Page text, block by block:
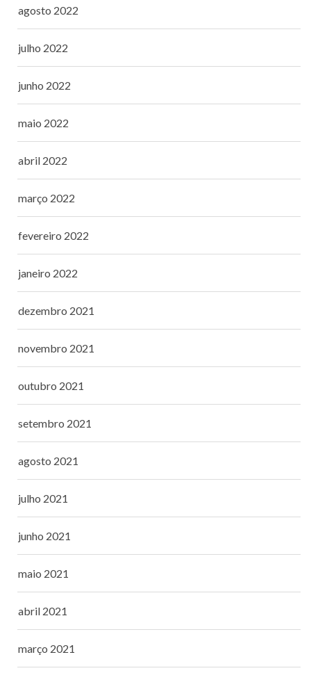
agosto 2022
julho 2022
junho 2022
maio 2022
abril 2022
março 2022
fevereiro 2022
janeiro 2022
dezembro 2021
novembro 2021
outubro 2021
setembro 2021
agosto 2021
julho 2021
junho 2021
maio 2021
abril 2021
março 2021